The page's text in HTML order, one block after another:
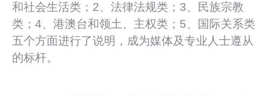
和社会生活类；2、法律法规类；3、民族宗教
类；4、港澳台和领土、主权类；5、国际关系类
五个方面进行了说明，成为媒体及专业人士遵从
的标杆。